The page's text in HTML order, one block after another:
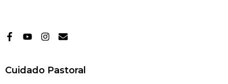
Cuidado Pastoral